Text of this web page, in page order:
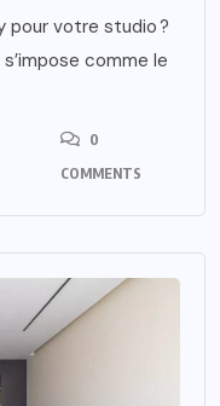
pour votre studio ?
comme le
0
COMMENTS